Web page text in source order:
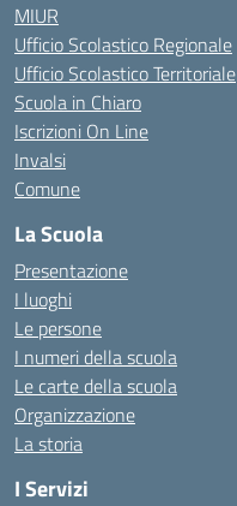
MIUR
Ufficio Scolastico Regionale
Ufficio Scolastico Territoriale
Scuola in Chiaro
Iscrizioni On Line
Invalsi
Comune
La Scuola
Presentazione
I luoghi
Le persone
I numeri della scuola
Le carte della scuola
Organizzazione
La storia
I Servizi